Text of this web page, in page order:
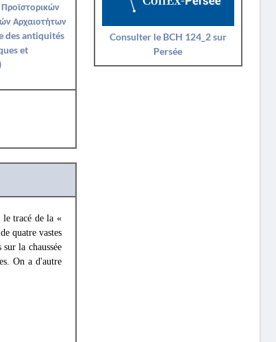
Αρχαιοτήτων
des antiquités
et
le tracé de la «
quatre vastes
la chaussée
On a d'autre
Consulter le BCH 124_2 sur
Persée